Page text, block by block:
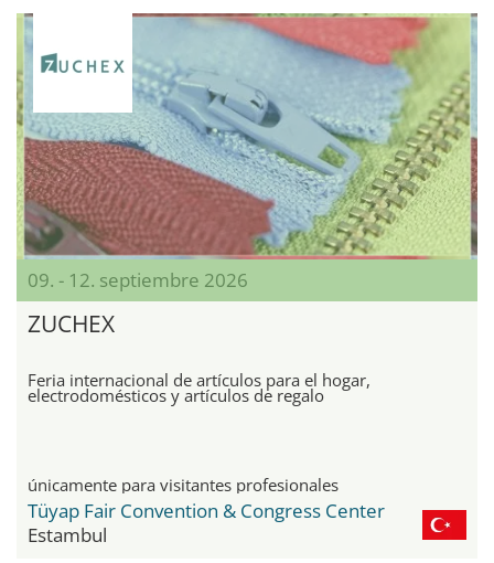
09. - 12. septiembre 2026
ZUCHEX
Feria internacional de artículos para el hogar,
electrodomésticos y artículos de regalo
únicamente para visitantes profesionales
Tüyap Fair Convention & Congress Center
Estambul